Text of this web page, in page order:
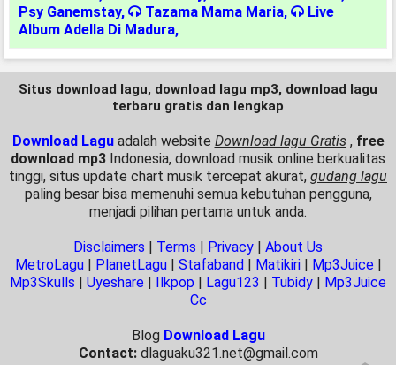
Psy Ganemstay, Tazama Mama Maria,
Live
Album Adella Di Madura,
Situs download lagu, download lagu mp3, download lagu
terbaru gratis dan lengkap
Download Lagu adalah website Download lagu Gratis , free
download mp3 Indonesia, download musik online berkualitas
tinggi, situs update chart musik tercepat akurat, gudang lagu
paling besar bisa memenuhi semua kebutuhan pengguna,
menjadi pilihan pertama untuk anda.
Disclaimers | Terms | Privacy | About Us
MetroLagu| PlanetLagu| Stafaband| Matikiri| Mp3Juice|
Mp3Skulls | Uyeshare | Ilkpop | Lagu123 | Tubidy | Mp3Juice
Cc
Blog Download Lagu
Contact: dlaguaku321.net@gmail.com